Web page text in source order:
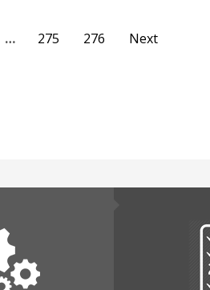
… 275 276 Next